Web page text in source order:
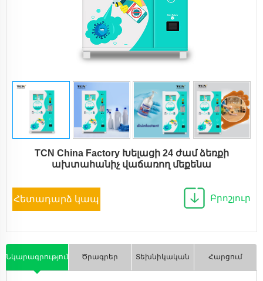
TCN China Factory Խելացի 24 ժամ ձեռքի
ախտահանիչ վաճառող մեքենա
Հետադարձ կապ Բրոշյուր
Նկարագրություն Ծրագրեր Տեխնիկական Հարցում